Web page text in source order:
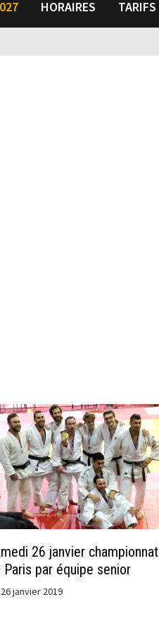
HORAIRES TARIFS
26 janvier championnat
Paris par équipe senior
26 janvier 2019